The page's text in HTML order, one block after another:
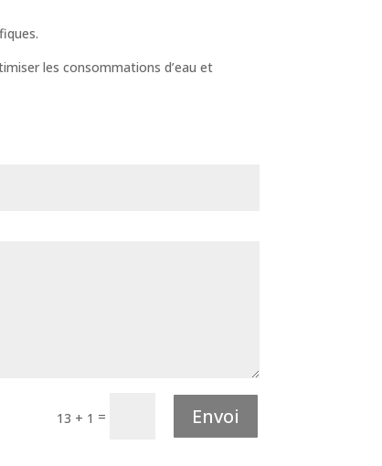
les consommations d’eau et
13 + 1 = Envoi